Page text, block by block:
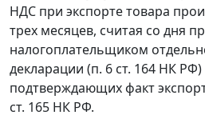
НДС при экспорте товара
трех месяцев, считая со дня
налогоплательщиком
декларации (п. 6 ст. 164 НК РФ)
подтверждающих факт
ст. 165 НК РФ.